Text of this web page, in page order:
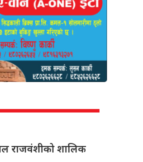
राजवंशीको शालिक